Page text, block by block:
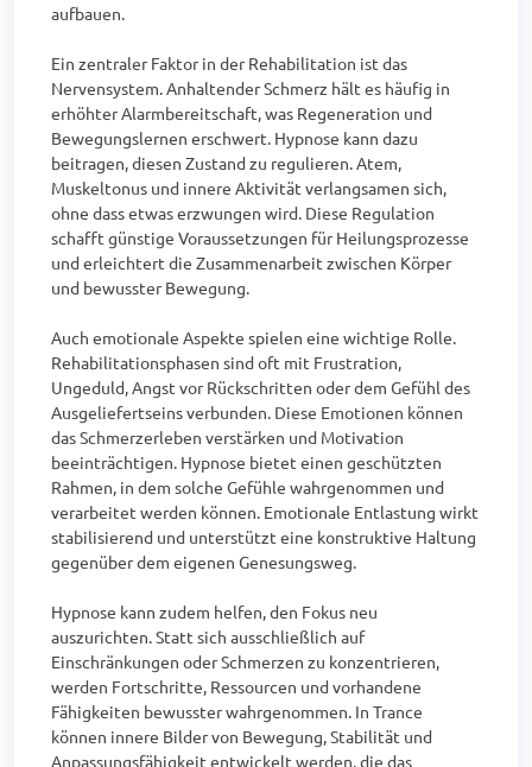
aufbauen.
Ein zentraler Faktor in der Rehabilitation ist das
Nervensystem. Anhaltender Schmerz hält es häufig in
erhöhter Alarmbereitschaft, was Regeneration und
Bewegungslernen erschwert. Hypnose kann dazu
beitragen, diesen Zustand zu regulieren. Atem,
Muskeltonus und innere Aktivität verlangsamen sich,
ohne dass etwas erzwungen wird. Diese Regulation
schafft günstige Voraussetzungen für Heilungsprozesse
und erleichtert die Zusammenarbeit zwischen Körper
und bewusster Bewegung.
Auch emotionale Aspekte spielen eine wichtige Rolle.
Rehabilitationsphasen sind oft mit Frustration,
Ungeduld, Angst vor Rückschritten oder dem Gefühl des
Ausgeliefertseins verbunden. Diese Emotionen können
das Schmerzerleben verstärken und Motivation
beeinträchtigen. Hypnose bietet einen geschützten
Rahmen, in dem solche Gefühle wahrgenommen und
verarbeitet werden können. Emotionale Entlastung wirkt
stabilisierend und unterstützt eine konstruktive Haltung
gegenüber dem eigenen Genesungsweg.
Hypnose kann zudem helfen, den Fokus neu
auszurichten. Statt sich ausschließlich auf
Einschränkungen oder Schmerzen zu konzentrieren,
werden Fortschritte, Ressourcen und vorhandene
Fähigkeiten bewusster wahrgenommen. In Trance
können innere Bilder von Bewegung, Stabilität und
Anpassungsfähigkeit entwickelt werden, die das